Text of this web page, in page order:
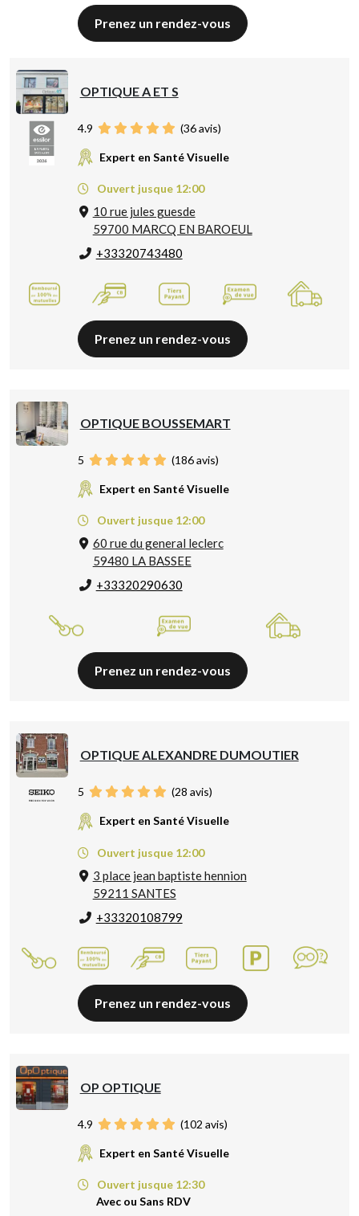
Prenez un rendez-vous
OPTIQUE A ET S
4.9 (36avis)
Expert en Santé Visuelle
Ouvert jusque 12:00
10 rue jules guesde
59700 MARCQ EN BAROEUL
+33320743480
Prenez un rendez-vous
OPTIQUE BOUSSEMART
5 (186avis)
Expert en Santé Visuelle
Ouvert jusque 12:00
60 rue du general leclerc
59480 LA BASSEE
+33320290630
Prenez un rendez-vous
OPTIQUE ALEXANDRE DUMOUTIER
5 (28 avis)
Expert en Santé Visuelle
Ouvert jusque 12:00
3 place jean baptiste hennion
59211 SANTES
+33320108799
Prenez un rendez-vous
OP OPTIQUE
4.9 (102 avis)
Expert en Santé Visuelle
Ouvert jusque 12:30
Avec ou Sans RDV